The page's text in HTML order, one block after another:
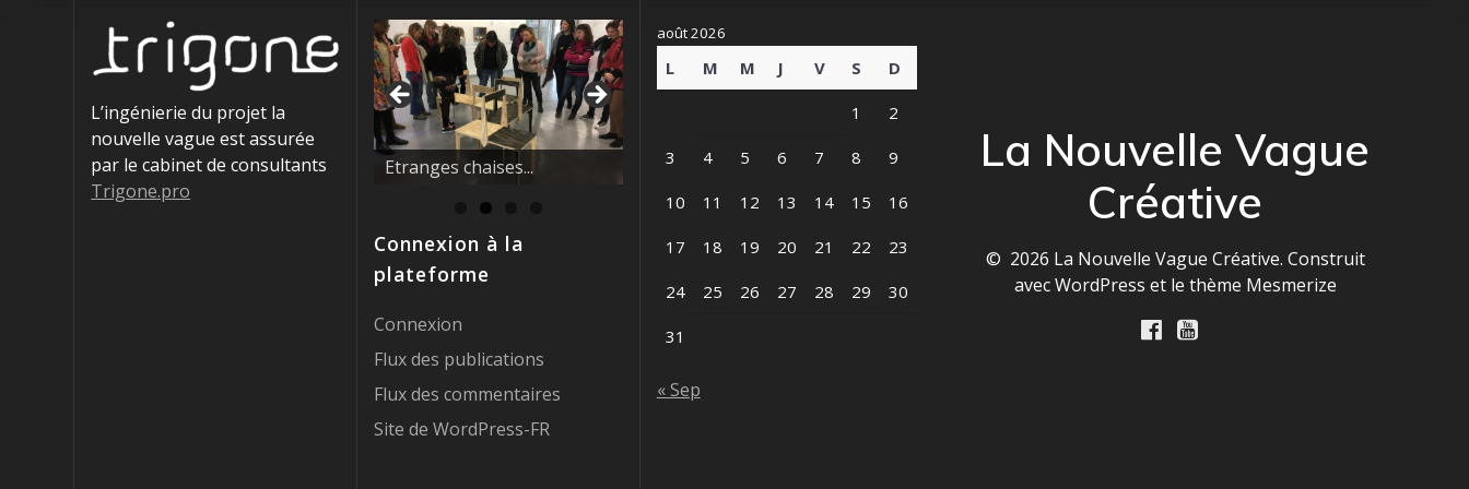
L’ingénierie du projet la
nouvelle vague est assurée
par le cabinet de consultants
Trigone.pro
La nouvelle vague des
éducatrices !
Connexion à la
plateforme
Connexion
Flux des publications
Flux des commentaires
Site de WordPress-FR
août 2026
L M M J V S D
1 2
3 4 5 6 7 8 9
10 11 12 13 14 15 16
17 18 19 20 21 22 23
24 25 26 27 28 29 30
31
« Sep
La Nouvelle Vague
Créative
© 2026 La Nouvelle Vague Créative. Construit
avec WordPress et le thème Mesmerize